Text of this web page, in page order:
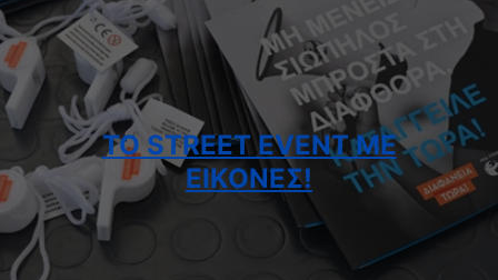
TO STREET EVENT ΜΕ
ΕΙΚΌΝΕΣ!